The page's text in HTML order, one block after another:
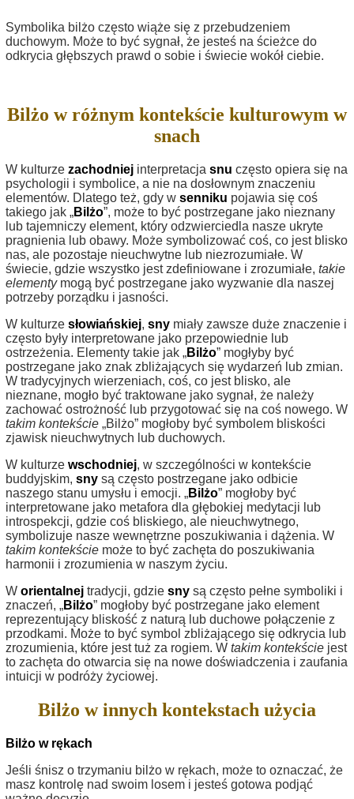
Symbolika bilżo często wiąże się z przebudzeniem
duchowym. Może to być sygnał, że jesteś na ścieżce do
odkrycia głębszych prawd o sobie i świecie wokół ciebie.
Bilżo w różnym kontekście kulturowym w
snach
W kulturze zachodniej interpretacja snu często opiera się na
psychologii i symbolice, a nie na dosłownym znaczeniu
elementów. Dlatego też, gdy w senniku pojawia się coś
takiego jak „Bilżo”, może to być postrzegane jako nieznany
lub tajemniczy element, który odzwierciedla nasze ukryte
pragnienia lub obawy. Może symbolizować coś, co jest blisko
nas, ale pozostaje nieuchwytne lub niezrozumiałe. W
świecie, gdzie wszystko jest zdefiniowane i zrozumiałe, takie
elementymogą być postrzegane jako wyzwanie dla naszej
potrzeby porządku i jasności.
W kulturze słowiańskiej, sny miały zawsze duże znaczenie i
często były interpretowane jako przepowiednie lub
ostrzeżenia. Elementy takie jak „Bilżo” mogłyby być
postrzegane jako znak zbliżających się wydarzeń lub zmian.
W tradycyjnych wierzeniach, coś, co jest blisko, ale
nieznane, mogło być traktowane jako sygnał, że należy
zachować ostrożność lub przygotować się na coś nowego. W
takim kontekście „Bilżo” mogłoby być symbolem bliskości
zjawisk nieuchwytnych lub duchowych.
W kulturze wschodniej, w szczególności w kontekście
buddyjskim, sny są często postrzegane jako odbicie
naszego stanu umysłu i emocji. „Bilżo” mogłoby być
interpretowane jako metafora dla głębokiej medytacji lub
introspekcji, gdzie coś bliskiego, ale nieuchwytnego,
symbolizuje nasze wewnętrzne poszukiwania i dążenia. W
takim kontekście może to być zachęta do poszukiwania
harmonii i zrozumienia w naszym życiu.
W orientalnej tradycji, gdzie sny są często pełne symboliki i
znaczeń, „Bilżo” mogłoby być postrzegane jako element
reprezentujący bliskość z naturą lub duchowe połączenie z
przodkami. Może to być symbol zbliżającego się odkrycia lub
zrozumienia, które jest tuż za rogiem. W takim kontekście jest
to zachęta do otwarcia się na nowe doświadczenia i zaufania
intuicji w podróży życiowej.
Bilżo w innych kontekstach użycia
Bilżo w rękach
Jeśli śnisz o trzymaniu bilżo w rękach, może to oznaczać, że
masz kontrolę nad swoim losem i jesteś gotowa podjąć